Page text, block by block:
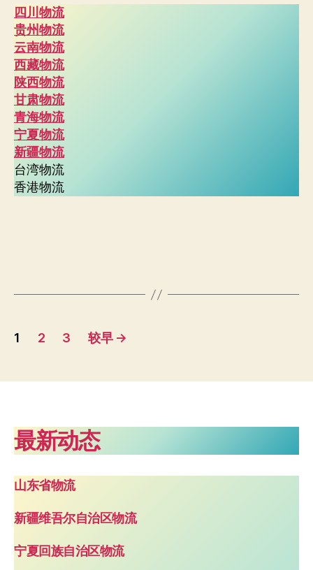
四川物流
贵州物流
云南物流
西藏物流
陕西物流
甘肃物流
青海物流
宁夏物流
新疆物流
台湾物流
香港物流
文
分
1 2 3 较早 →
最新动态
山东省物流
新疆维吾尔自治区物流
宁夏回族自治区物流